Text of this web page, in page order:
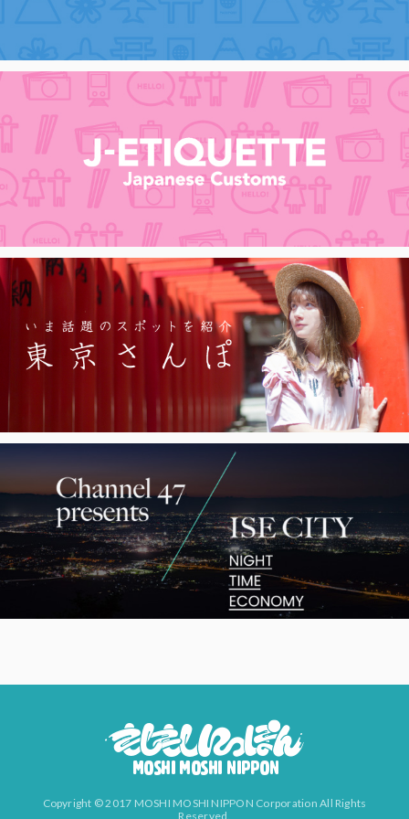
Copyright © 2017 MOSHI MOSHI NIPPON Corporation All Rights
Reserved.